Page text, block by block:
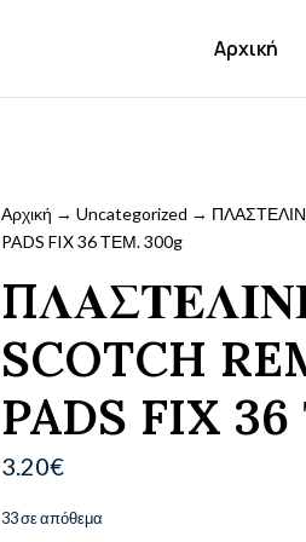
Αρχική
Αρχική → Uncategorized →
PADS FIX 36 ΤΕΜ. 300g
SCOTCH
PADS FIX
3.20€
33 σε απόθεμα